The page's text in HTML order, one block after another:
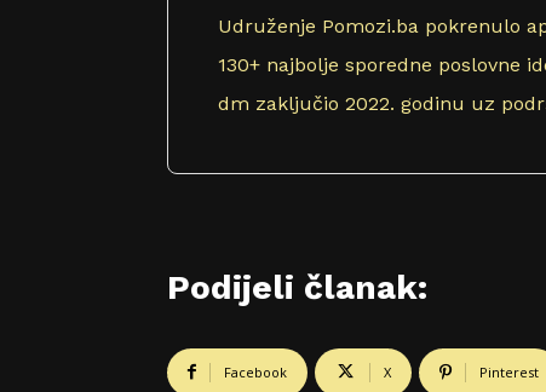
Udruženje Pomozi.ba pokrenulo
130+ najbolje sporedne poslovne
dm zaključio 2022. godinu uz
Podijeli članak:
Facebook X Pinterest